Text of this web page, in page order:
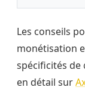
Les conseils
monétisation
spécificités
en détail sur